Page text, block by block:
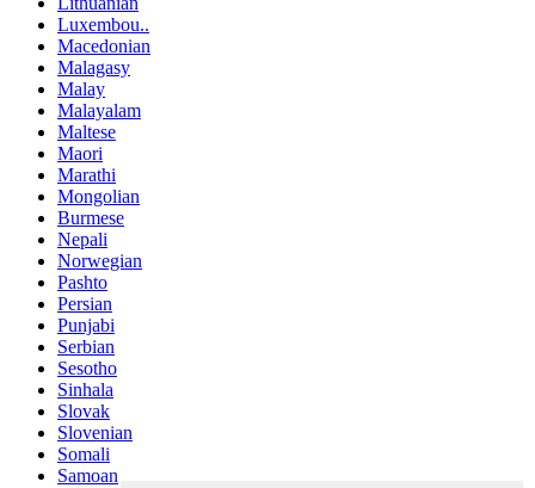
Luxembou..
Macedonian
Malagasy
Malay
Malayalam
Maltese
Maori
Marathi
Mongolian
Burmese
Nepali
Norwegian
Pashto
Persian
Punjabi
Serbian
Sesotho
Sinhala
Slovak
Slovenian
Somali
Samoan